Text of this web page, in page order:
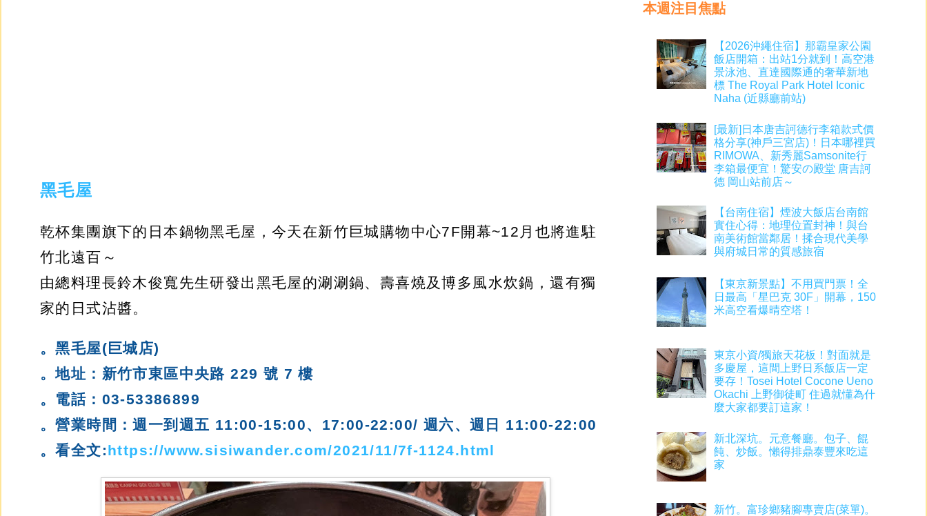
黑毛屋
乾杯集團旗下的日本鍋物黑毛屋，今天在新竹巨城購物中心7F開幕~12月也將進駐
竹北遠百～
由總料理長鈴木俊寬先生研發出黑毛屋的涮涮鍋、壽喜燒及博多風水炊鍋，還有獨
家的日式沾醬。
。黑毛屋(巨城店)
。地址：新竹市東區中央路 229 號 7 樓
。電話：03-53386899
。營業時間：週一到週五 11:00-15:00、17:00-22:00/ 週六、週日 11:00-22:00
。看全文:https://www.sisiwander.com/2021/11/7f-1124.html
本週注目焦點
【2026沖繩住宿】那霸皇家公園
飯店開箱：出站1分就到！高空港
景泳池、直達國際通的奢華新地
標 The Royal Park Hotel Iconic
Naha (近縣廳前站)
[最新]日本唐吉訶德行李箱款式價
格分享(神戶三宮店)！日本哪裡買
RIMOWA、新秀麗Samsonite行
李箱最便宜！驚安の殿堂 唐吉訶
德 岡山站前店～
【台南住宿】煙波大飯店台南館
實住心得：地理位置封神！與台
南美術館當鄰居！揉合現代美學
與府城日常的質感旅宿
【東京新景點】不用買門票！全
日最高「星巴克 30F」開幕，150
米高空看爆晴空塔！
東京小資/獨旅天花板！對面就是
多慶屋，這間上野日系飯店一定
要存！Tosei Hotel Cocone Ueno
Okachi 上野御徒町 住過就懂為什
麼大家都要訂這家！
新北深坑。元意餐廳。包子、餛
飩、炒飯。懶得排鼎泰豐來吃這
家
新竹。富珍鄉豬腳專賣店(菜單)。